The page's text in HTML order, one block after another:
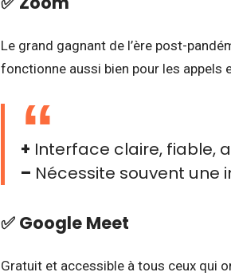
Le grand gagnant de l’ère post-
fonctionne aussi bien pour les appels
+ Interface claire, fiable,
– Nécessite souvent une
✅ Google Meet
Gratuit et accessible à tous ceux qui